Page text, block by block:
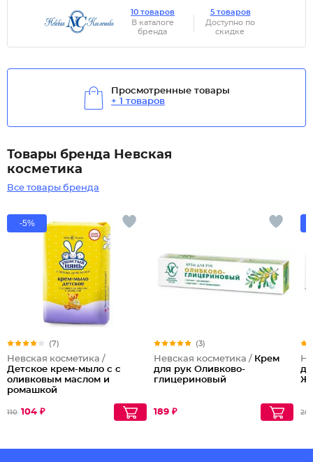
10 товаров
В каталоге
бренда
5 товаров
Доступно по
скидке
Просмотренные товары
+ 1 товаров
Товары бренда Невская
косметика
Все товары бренда
-5%
(7)
Невская косметика /
Детское крем-мыло с с
оливковым маслом и
ромашкой
110 104 ₽
(3)
Невская косметика / Крем
для рук Оливково-
глицериновый
189 ₽